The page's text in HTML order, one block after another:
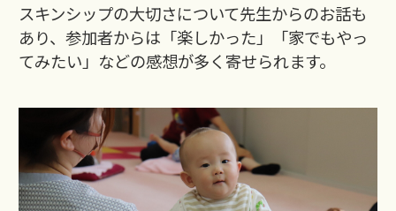
スキンシップの大切さについて先生からのお話も
あり、参加者からは「楽しかった」「家でもやっ
てみたい」などの感想が多く寄せられます。